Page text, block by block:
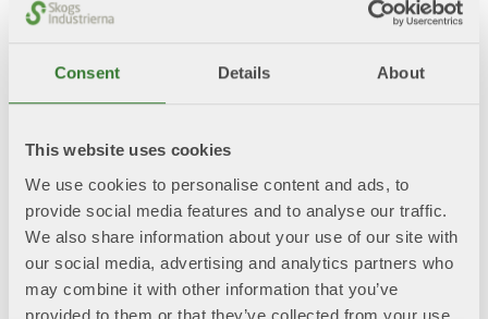
Consent Details About
This website uses cookies
We use cookies to personalise content and ads, to
provide social media features and to analyse our traffic.
We also share information about your use of our site with
our social media, advertising and analytics partners who
may combine it with other information that you’ve
provided to them or that they’ve collected from your use
skulle innebära en samhällsekonomisk nuvärdesförlust
försämringskrav. Det innebär atttillståndet
idelivsmiljöersomanses ha ett gott tillståndinte får
försämras avsevärt.Det finns möjligheter att tillämpa
detta krav på regional nivå, vilket ger möjlighet att bruka
skogliga naturtyper så länge lika mycket naturtyp